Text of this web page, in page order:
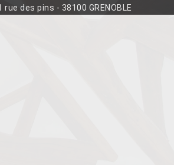
rue des pins - 38100 GRENOBLE